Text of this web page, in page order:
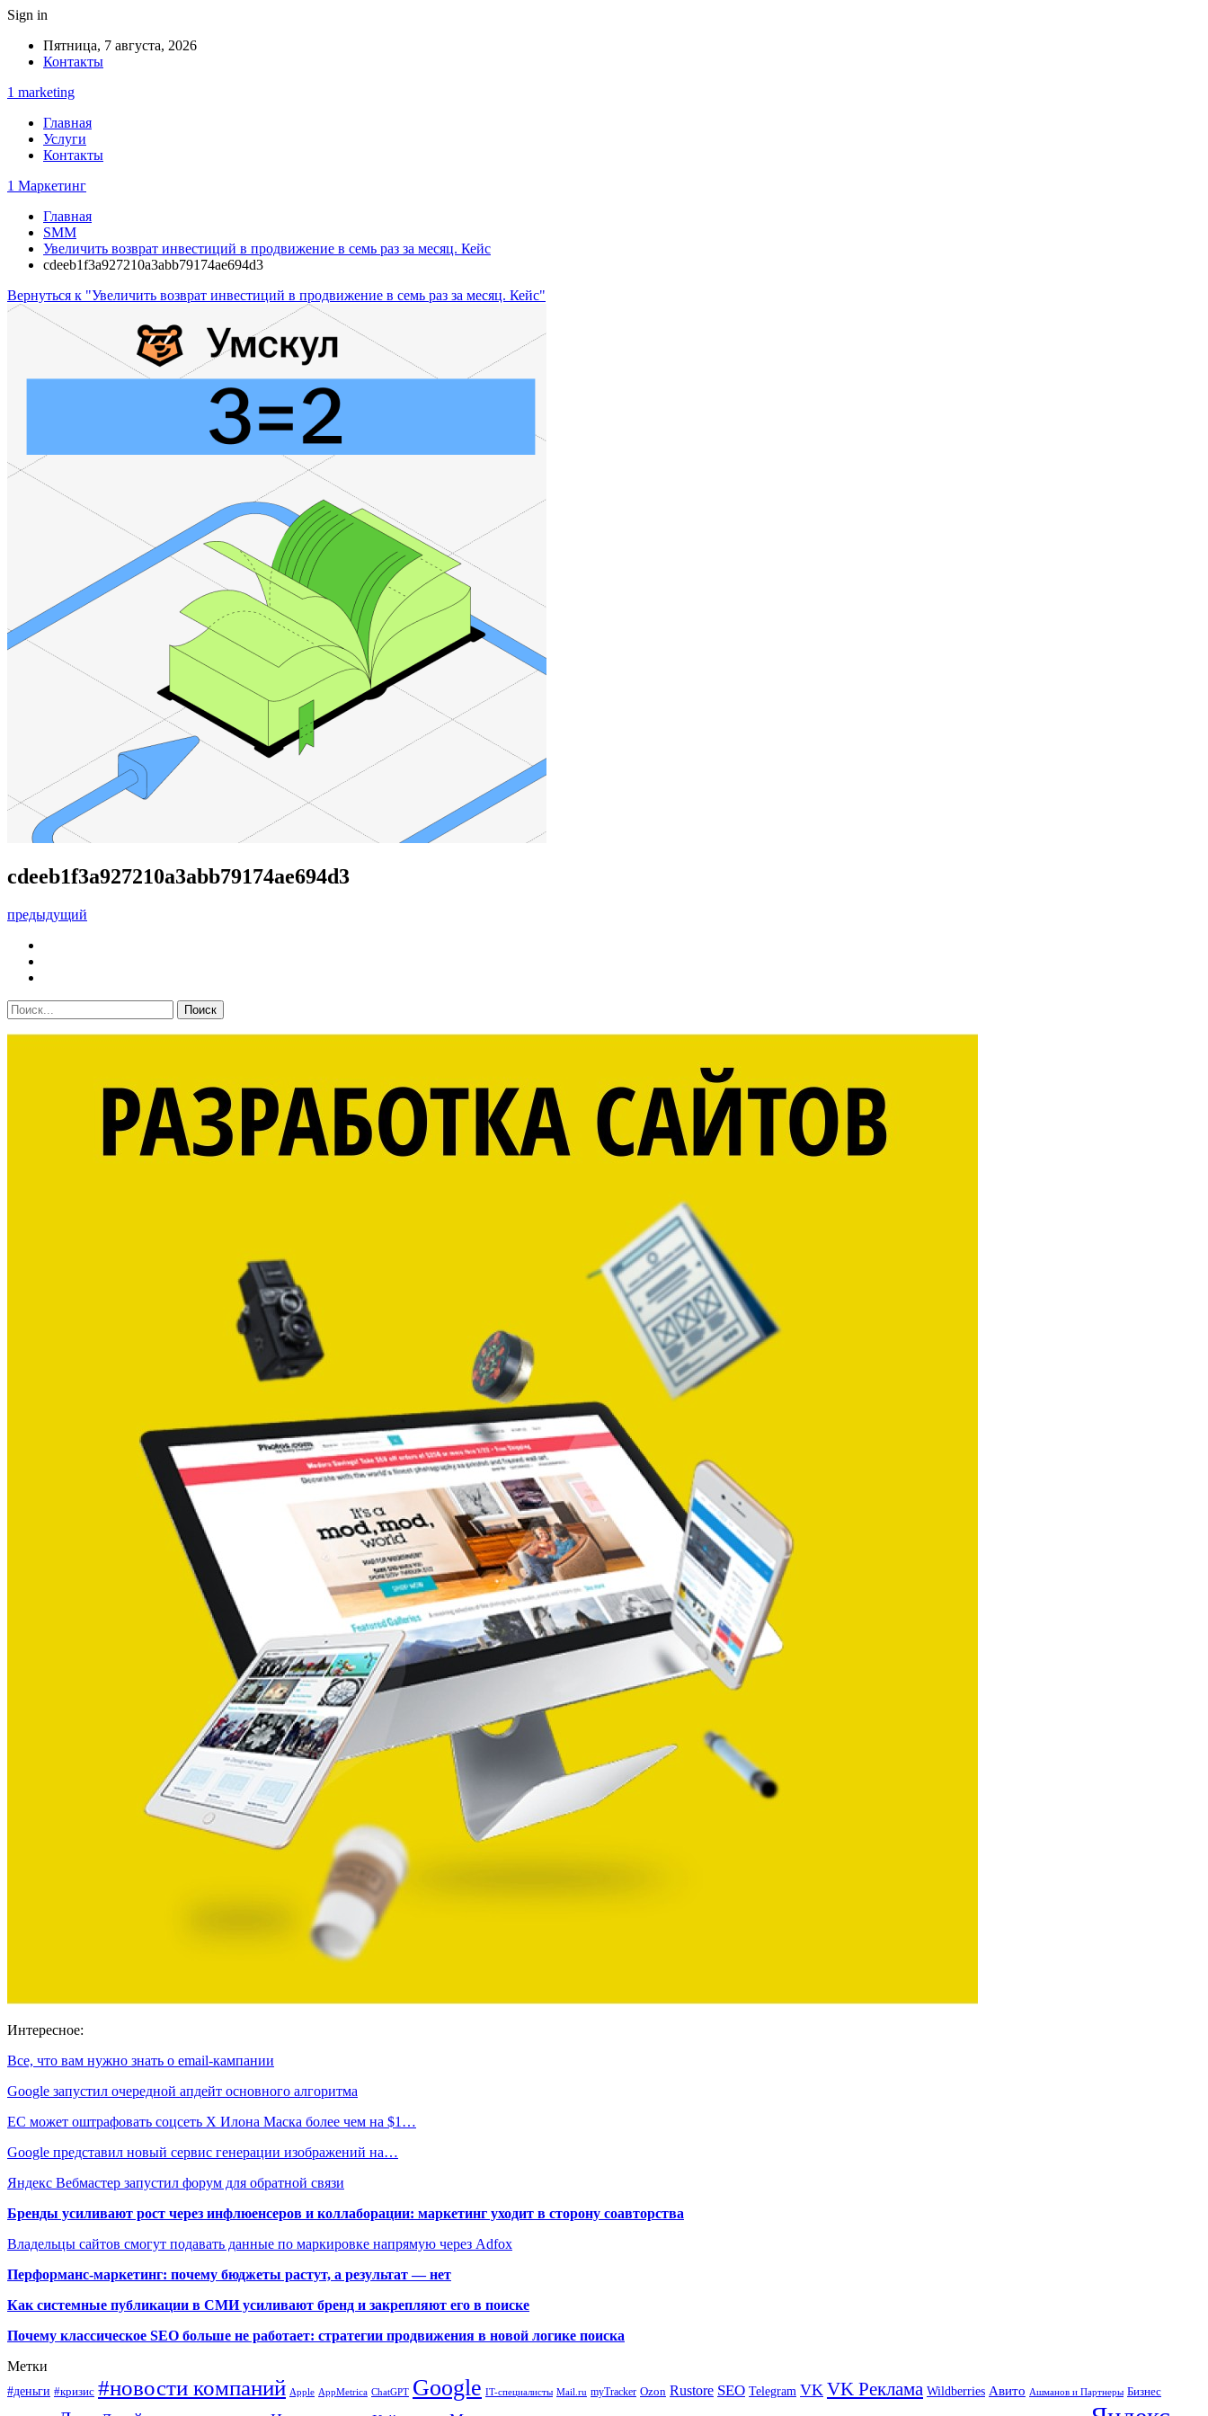
Sign in
Пятница, 7 августа, 2026
Контакты
1 marketing
Главная
Услуги
Контакты
1 Маркетинг
Главная
SMM
Увеличить возврат инвестиций в продвижение в семь раз за месяц. Кейс
cdeeb1f3a927210a3abb79174ae694d3
Вернуться к "Увеличить возврат инвестиций в продвижение в семь раз за месяц. Кейс"
cdeeb1f3a927210a3abb79174ae694d3
предыдущий
Интересное:
Все, что вам нужно знать о email-кампании
Google запустил очередной апдейт основного алгоритма
ЕС может оштрафовать соцсеть X Илона Маска более чем на $1…
Google представил новый сервис генерации изображений на…
Яндекс Вебмастер запустил форум для обратной связи
Бренды усиливают рост через инфлюенсеров и коллаборации: маркетинг уходит в сторону соавторства
Владельцы сайтов смогут подавать данные по маркировке напрямую через Adfox
Перформанс-маркетинг: почему бюджеты растут, а результат — нет
Как системные публикации в СМИ усиливают бренд и закрепляют его в поиске
Почему классическое SEO больше не работает: стратегии продвижения в новой логике поиска
Метки
#деньги #кризис #новости компаний Apple AppMetrica ChatGPT Google IT-специалисты Mail.ru myTracker Ozon Rustore SEO Telegram VK VK Реклама Wildberries Авито Ашманов и Партнеры Бизнес